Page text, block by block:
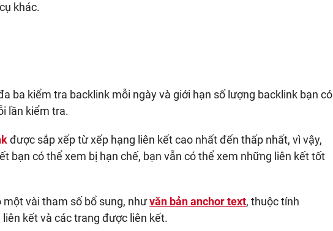
khác.
ba kiểm tra backlink mỗi ngày và giới hạn số lượng backlink bạn có
lần kiểm tra.
được sắp xếp từ xếp hạng liên kết cao nhất đến thấp nhất, vì vậy,
bạn có thể xem bị hạn chế, bạn vẫn có thể xem những liên kết tốt
vài tham số bổ sung, nhưvăn bản anchor text, thuộc tính
kết và các trang được liên kết.